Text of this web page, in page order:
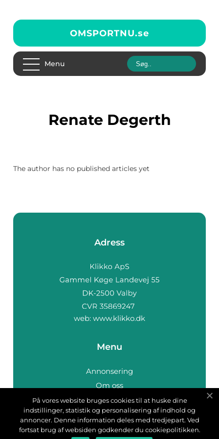
OMSPORTNU.se
Menu
Renate Degerth
The author has no published articles yet
Adress
web: www.klikko.dk
Menu
Annonsering
Om oss
Cookies
Kontakta oss
Sitemap
På vores website bruges cookies til at huske dine
indstillinger, statistik og personalisering af indhold og
annoncer. Denne information deles med tredjepart. Ved
fortsat brug af websiden godkender du cookiepolitikken.